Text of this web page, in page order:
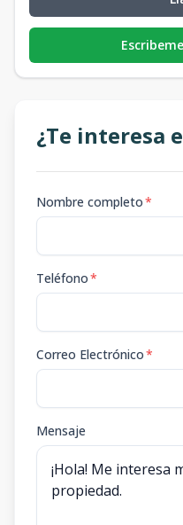
¿Te interesa
Nombre completo*
Teléfono*
Correo Electrónico*
Mensaje